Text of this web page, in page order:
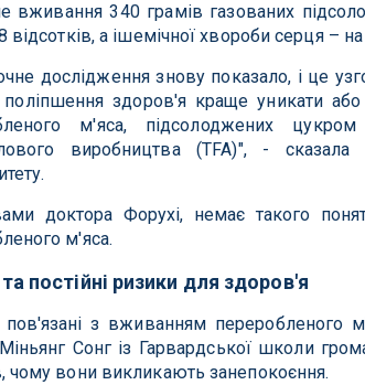
вживання 340 грамів газованих
відсотків, а ішемічної хвороби серця –
дослідження знову показало, і це
здоров'я краще уникати
м'яса, підсолоджених
виробництва (TFA)", -
доктора Форухі, немає такого
м'яса.
постійні ризики для здоров'я
пов'язані з вживанням переробленого
Сонг із Гарвардської школи
чому вони викликають занепокоєння.